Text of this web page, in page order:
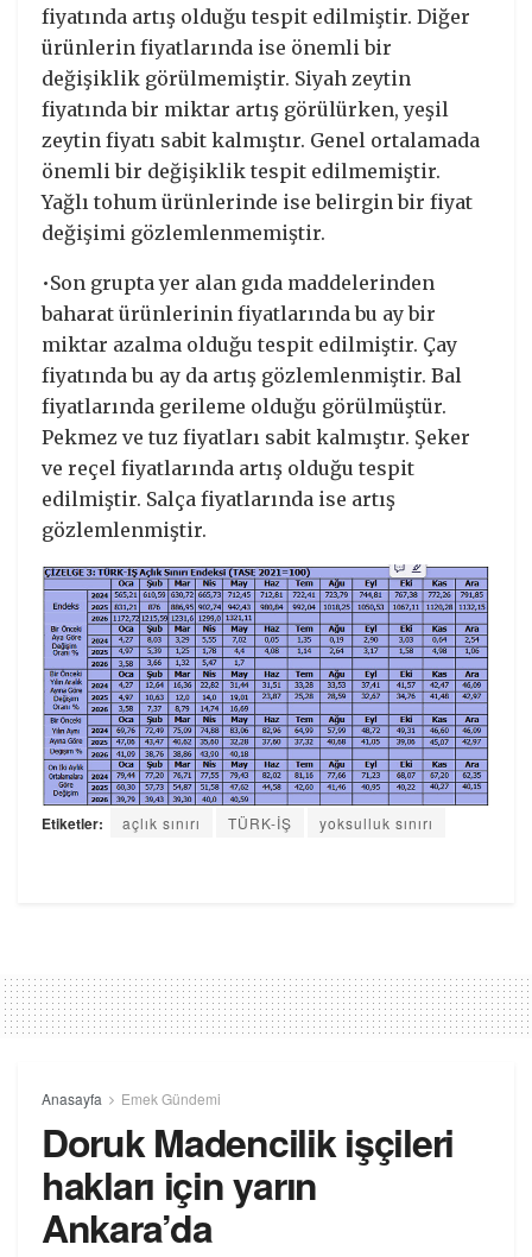
fiyatında artış olduğu tespit edilmiştir. Diğer
ürünlerin fiyatlarında ise önemli bir
değişiklik görülmemiştir. Siyah zeytin
fiyatında bir miktar artış görülürken, yeşil
zeytin fiyatı sabit kalmıştır. Genel ortalamada
önemli bir değişiklik tespit edilmemiştir.
Yağlı tohum ürünlerinde ise belirgin bir fiyat
değişimi gözlemlenmemiştir.
•Son grupta yer alan gıda maddelerinden
baharat ürünlerinin fiyatlarında bu ay bir
miktar azalma olduğu tespit edilmiştir. Çay
fiyatında bu ay da artış gözlemlenmiştir. Bal
fiyatlarında gerileme olduğu görülmüştür.
Pekmez ve tuz fiyatları sabit kalmıştır. Şeker
ve reçel fiyatlarında artış olduğu tespit
edilmiştir. Salça fiyatlarında ise artış
gözlemlenmiştir.
Etiketler: açlık sınırı TÜRK-İŞ yoksulluk sınırı
Anasayfa Emek Gündemi
Doruk Madencilik işçileri
hakları için yarın
Ankara’da